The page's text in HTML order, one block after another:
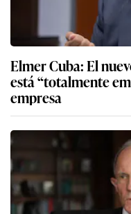
Elmer Cuba: El
está “totalmente
empresa